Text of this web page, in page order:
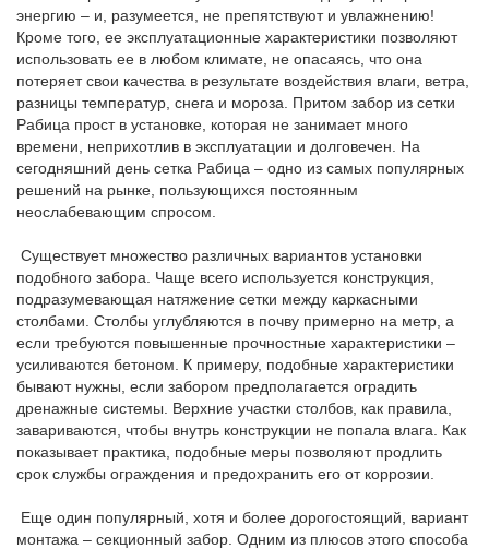
энергию – и, разумеется, не препятствуют и увлажнению!
Кроме того, ее эксплуатационные характеристики позволяют
использовать ее в любом климате, не опасаясь, что она
потеряет свои качества в результате воздействия влаги, ветра,
разницы температур, снега и мороза. Притом забор из сетки
Рабица прост в установке, которая не занимает много
времени, неприхотлив в эксплуатации и долговечен. На
сегодняшний день сетка Рабица – одно из самых популярных
решений на рынке, пользующихся постоянным
неослабевающим спросом.
Существует множество различных вариантов установки
подобного забора. Чаще всего используется конструкция,
подразумевающая натяжение сетки между каркасными
столбами. Столбы углубляются в почву примерно на метр, а
если требуются повышенные прочностные характеристики –
усиливаются бетоном. К примеру, подобные характеристики
бывают нужны, если забором предполагается оградить
дренажные системы. Верхние участки столбов, как правила,
завариваются, чтобы внутрь конструкции не попала влага. Как
показывает практика, подобные меры позволяют продлить
срок службы ограждения и предохранить его от коррозии.
Еще один популярный, хотя и более дорогостоящий, вариант
монтажа – секционный забор. Одним из плюсов этого способа